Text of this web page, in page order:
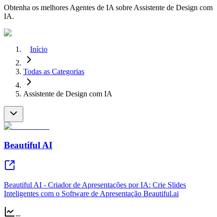
Obtenha os melhores Agentes de IA sobre Assistente de Design com
IA.
Início
Todas as Categorias
Assistente de Design com IA
Beautiful AI
Beautiful AI - Criador de Apresentações por IA: Crie Slides
Inteligentes com o Software de Apresentação Beautiful.ai
--